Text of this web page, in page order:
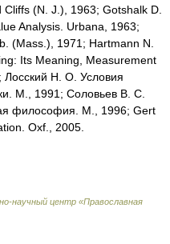
(N. J.), 1963; Gotshalk D.
Analysis. Urbana, 1963;
(Mass.), 1971; Hartmann N.
Its Meaning, Measurement
Н. О. Условия
М., 1991; Соловьев В. С.
философия. М., 1996; Gert
Oxf., 2005.
научный центр «Православная